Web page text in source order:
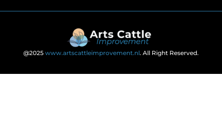
@2025 www.artscattleimprovement.nl. All Right Reserved.